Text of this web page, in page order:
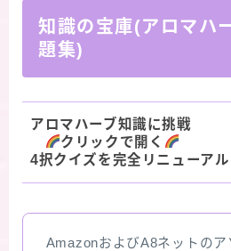
知識の宝庫(アロマハ
題集)
アロマハーブ知識に挑戦
クリックで開く
4択クイズを完全リニューア
AmazonおよびA8ネットのア